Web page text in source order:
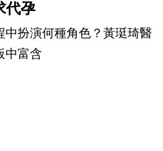
代孕
中扮演何種角色？黃珽琦醫
中富含